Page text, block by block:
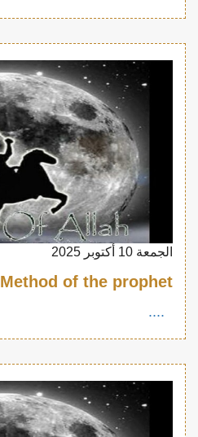
الجمعة 10 أكتوبر 2025
Method of the prophet
....